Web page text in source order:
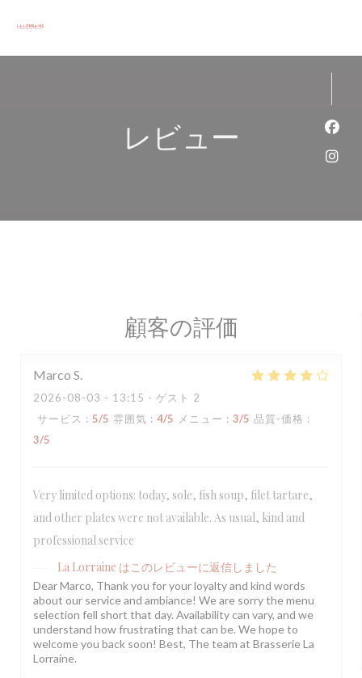
レビュー
顧客の評価
Marco S
2026-08-03 - 13:15 - ゲスト 2
サービス : 5/5 雰囲気 : 4/5 メニュー : 3/5 品質-価格 :
3/5
Very limited options: today, sole, fish soup, filet tartare,
and other plates were not available. As usual, kind and
professional service
La Lorraine はこのレビューに返信しました
Dear Marco, Thank you for your loyalty and kind words
about our service and ambiance! We are sorry the menu
selection fell short that day. Availability can vary, and we
understand how frustrating that can be. We hope to
welcome you back soon! Best, The team at Brasserie La
Lorraine.